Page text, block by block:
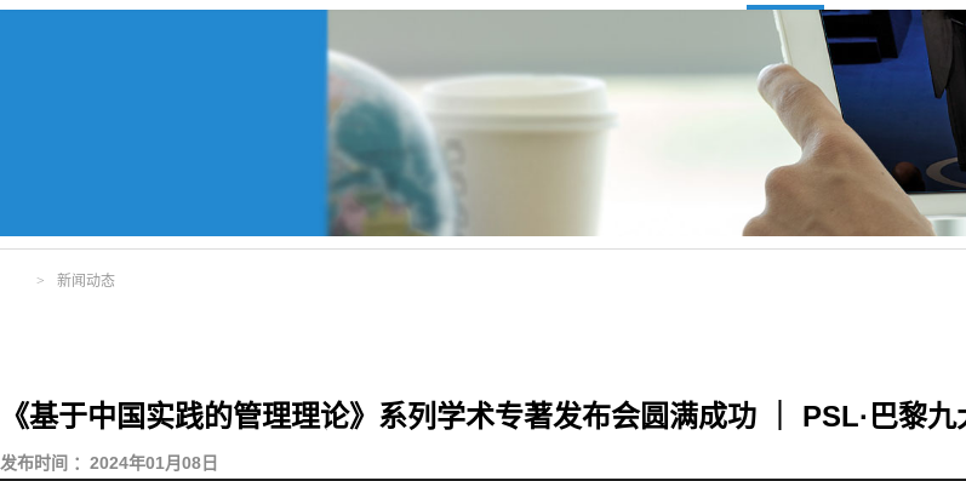
> 新闻动态
《基于中国实践的管理理论》系列学术专著发布会圆满成功 ｜ PSL·巴黎
发布时间 ：2024年01月08日